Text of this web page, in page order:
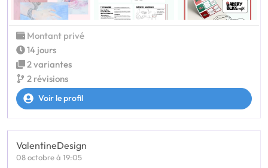
Montant privé
14 jours
2 variantes
2 révisions
Voir le profil
ValentineDesign
08 octobre à 19:05